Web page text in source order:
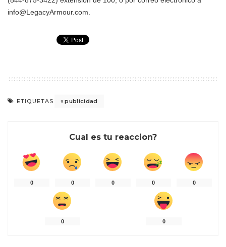
info@LegacyArmour.com.
ETIQUETAS publicidad
Cual es tu reaccion?
0 0 0 0 0
0 0